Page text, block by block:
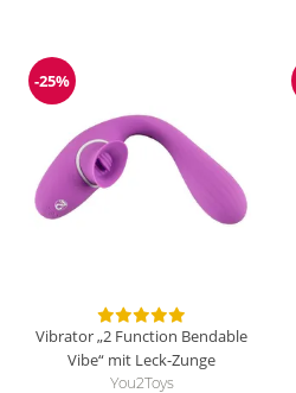
Reduzierung
-25%
Vibrator „2 Function Bendable
Vibe“ mit Leck-Zunge
You2Toys